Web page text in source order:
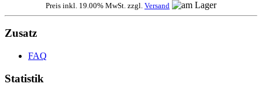
Preis inkl. 19.00% MwSt. zzgl. Versand
Zusatz
FAQ
Statistik